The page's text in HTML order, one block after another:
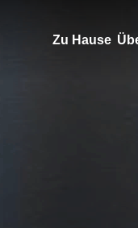
Zu Hause